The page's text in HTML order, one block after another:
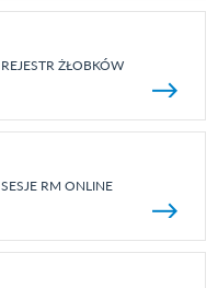
REJESTR ŻŁOBKÓW
SESJE RM ONLINE